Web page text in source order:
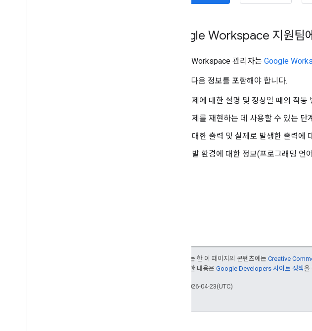
Google Workspace 지원팀
Google Workspace 관리자는 Google
문의 시 다음 정보를 포함해야 합니다.
문제에 대한 설명 및 정상일 때의 작동
문제를 재현하는 데 사용할 수 있는
기대한 출력 및 실제로 발생한 출력에
개발 환경에 대한 정보(프로그래밍 언
달리 명시되지 않는 한 이 페이지의 콘텐츠에는 Creative
부여됩니다. 자세한 내용은 Google Developers 사이트 정책을
최종 업데이트: 2026-04-23(UTC)